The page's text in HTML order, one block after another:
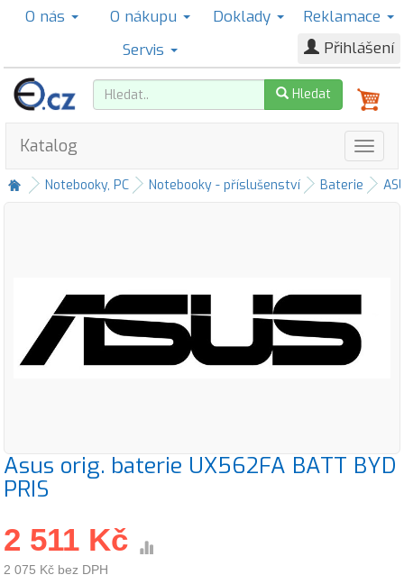
O nás O nákupu Doklady
Reklamace
Servis
Přihlášení
Hledat
Katalog
Notebooky, PC Notebooky - příslušenství Baterie
Asus orig. baterie UX562FA BATT BYD
PRIS
2 511 Kč
2 075 Kč bez DPH